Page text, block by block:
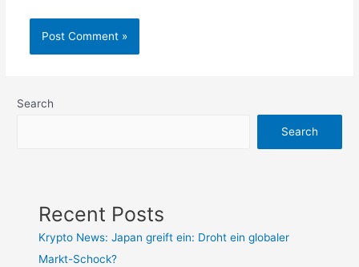
Search
Search
Recent Posts
Krypto News: Japan greift ein: Droht ein globaler
Markt-Schock?